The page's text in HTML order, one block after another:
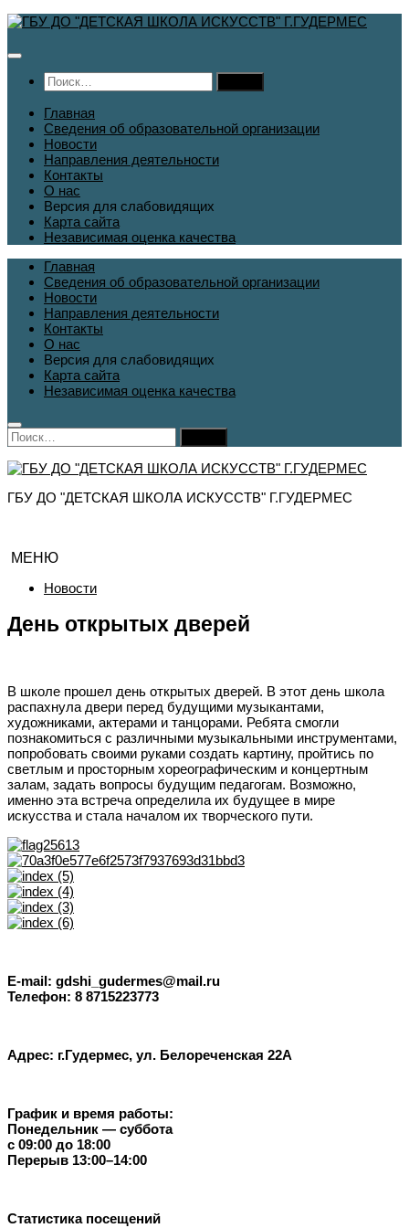
Перейти
содержимому
Найти:
Главная
Сведения об образовательной организации
Новости
Направления деятельности
Контакты
О нас
Версия для слабовидящих
Карта сайта
Независимая оценка качества
Главная
Сведения об образовательной организации
Новости
Направления деятельности
Контакты
О нас
Версия для слабовидящих
Карта сайта
Независимая оценка качества
Найти:
ГБУ ДО "ДЕТСКАЯ ШКОЛА ИСКУССТВ" Г.ГУДЕРМЕС
МЕНЮ
Новости
День открытых дверей
В школе прошел день открытых дверей. В этот день школа
распахнула двери перед будущими музыкантами,
художниками, актерами и танцорами. Ребята смогли
познакомиться с различными музыкальными инструментами,
попробовать своими руками создать картину, пройтись по
светлым и просторным хореографическим и концертным
залам, задать вопросы будущим педагогам. Возможно,
именно эта встреча определила их будущее в мире
искусства и стала началом их творческого пути.
E-mail: gdshi_gudermes@mail.ru
Телефон: 8 8715223773
Адрес: г.Гудермес, ул. Белореченская 22А
График и время работы:
Понедельник — суббота
с 09:00 до 18:00
Перерыв 13:00–14:00
Статистика посещений